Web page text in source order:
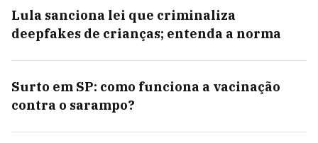
Lula sanciona lei que criminaliza
deepfakes de crianças; entenda a norma
Surto em SP: como funciona a vacinação
contra o sarampo?